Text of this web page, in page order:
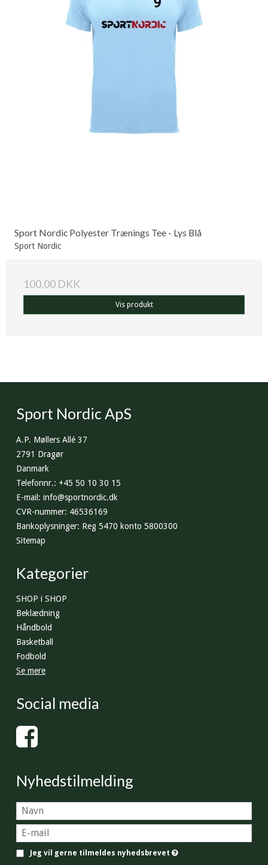
Sport Nordic Polyester Trænings Tee - Lys Blå
Sport Nordic
100,00 DKK
Vis produkt
Sport Nordic ApS
A.P. Møllers Allé 37
2791 Dragør
Danmark
Telefonnr.: +45 50 10 30 15
E-mail : info@sportnordic.dk
CVR-nummer: 46536169
Bankoplysninger: Reg 5470 konto 5800300
Sitemap
Kategorier
SHOP i SHOP
Beklædning
Håndbold
Basketball
Fodbold
Se mere
Social media
Nyhedstilmelding
Jeg vil gerne tilmeldes nyhedsbrevet